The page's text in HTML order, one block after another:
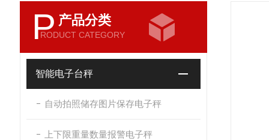
P 产品分类
RODUCT CATEGORY
智能电子台秤
自动拍照储存图片保存电子秤
上下限重量数量报警电子秤